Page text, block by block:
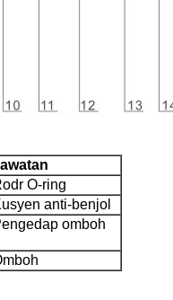
O-ring
anti-benjol
omboh